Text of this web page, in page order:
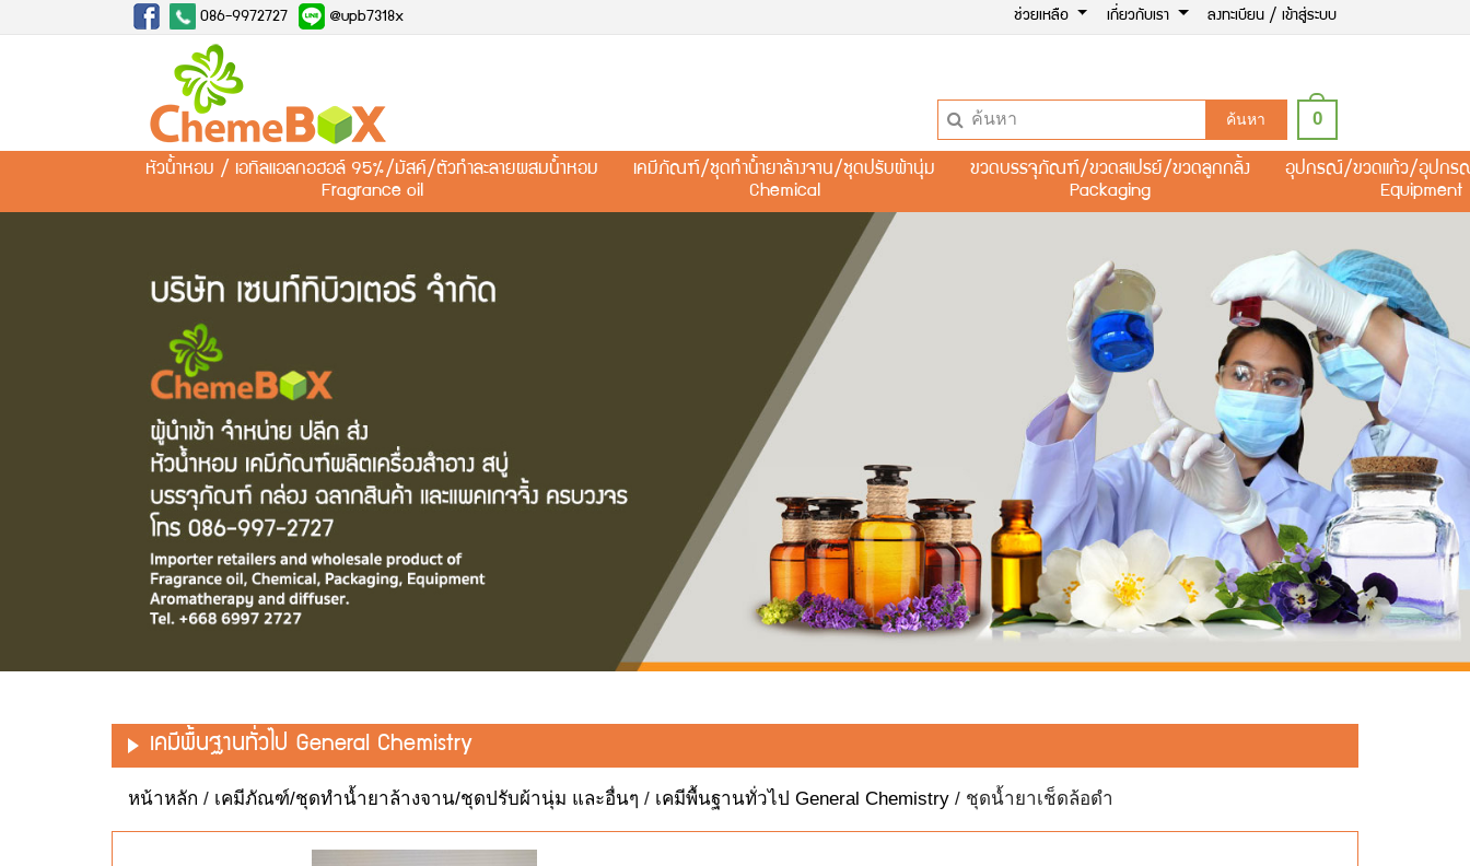
086-9972727 @upb7318x ช่วยเหลือ เกี่ยวกับเรา ลงทะเบียน / เข้าสู่ระบบ
ค้นหา 0
หัวน้ำหอม / เอทิลแอลกอฮอล์ 95%/มัสค์/ตัวทำละลายผสมน้ำหอม
Fragrance oil
เคมีภัณฑ์/ชุดทำน้ำยาล้างจาน/ชุดปรับผ้านุ่ม
Chemical
ขวดบรรจุภัณฑ์/ขวดสเปรย์/ขวดลูกกลิ้ง
Packaging
อุปกรณ์/ขวดแก้ว/อุปกร
Equipment
เคมีพื้นฐานทั่วไป General Chemistry
หน้าหลัก / เคมีภัณฑ์/ชุดทำน้ำยาล้างจาน/ชุดปรับผ้านุ่ม และอื่นๆ / เคมีพื้นฐานทั่วไป General Chemistry / ชุดน้ำยาเช็ดล้อดำ